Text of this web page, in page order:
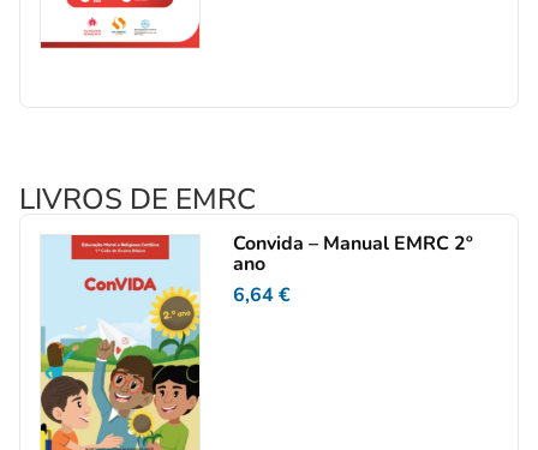
LIVROS DE EMRC
Convida – Manual EMRC 2º
ano
6,64€